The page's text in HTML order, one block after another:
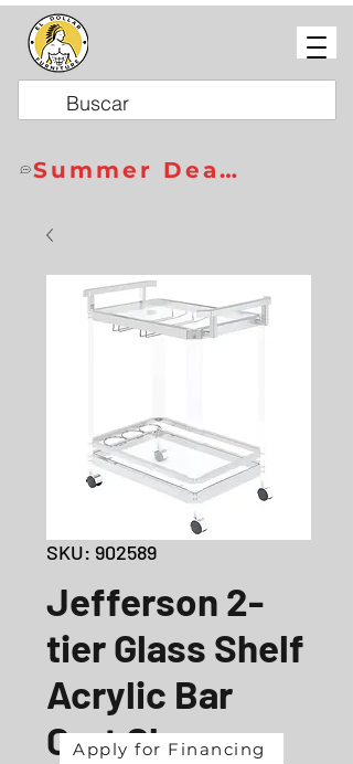
Summer Deals
SKU: 902589
Jefferson 2-
tier Glass Shelf
Acrylic Bar
Cart Chrome
Apply for Financing